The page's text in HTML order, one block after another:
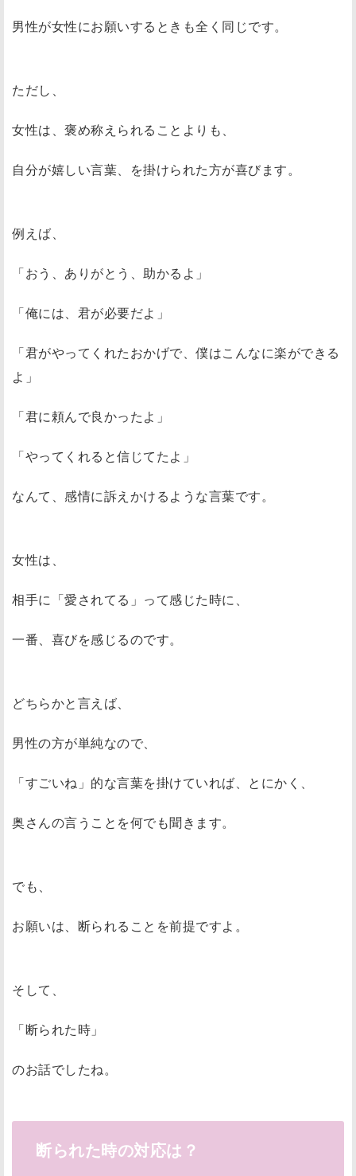
男性が女性にお願いするときも全く同じです。
ただし、
女性は、褒め称えられることよりも、
自分が嬉しい言葉、を掛けられた方が喜びます。
例えば、
「おう、ありがとう、助かるよ」
「俺には、君が必要だよ」
「君がやってくれたおかげで、僕はこんなに楽ができる
よ」
「君に頼んで良かったよ」
「やってくれると信じてたよ」
なんて、感情に訴えかけるような言葉です。
女性は、
相手に「愛されてる」って感じた時に、
一番、喜びを感じるのです。
どちらかと言えば、
男性の方が単純なので、
「すごいね」的な言葉を掛けていれば、とにかく、
奥さんの言うことを何でも聞きます。
でも、
お願いは、断られることを前提ですよ。
そして、
「断られた時」
のお話でしたね。
断られた時の対応は？